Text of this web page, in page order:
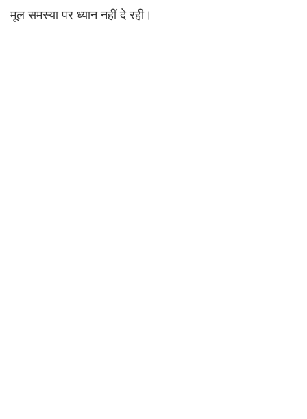
मूल समस्या पर ध्यान नहीं दे रही।